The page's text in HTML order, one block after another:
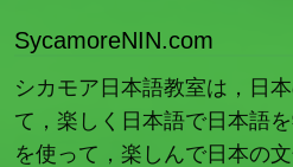
SycamoreNIN.com
シカモア日本語教室は，日
て，楽しく日本語で日本語
を使って，楽しんで日本の